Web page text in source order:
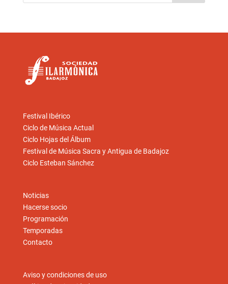
Festival Ibérico
Ciclo de Música Actual
Ciclo Hojas del Álbum
Festival de Música Sacra y Antigua de Badajoz
Ciclo Esteban Sánchez
Noticias
Hacerse socio
Programación
Temporadas
Contacto
Aviso y condiciones de uso